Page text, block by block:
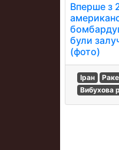
Вперше з
були
(фото)
Іран
Вибухова